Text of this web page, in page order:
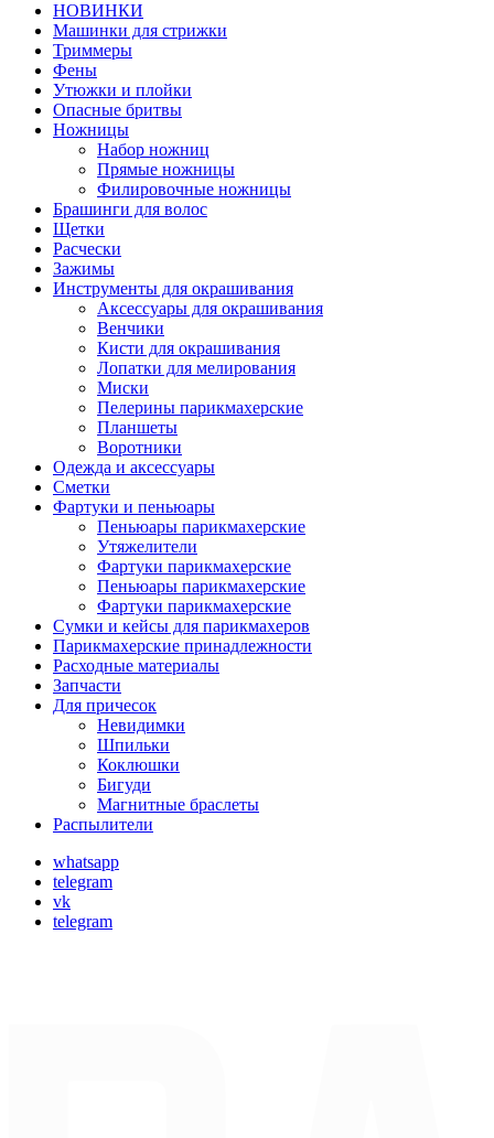
НОВИНКИ
Машинки для стрижки
Триммеры
Фены
Утюжки и плойки
Опасные бритвы
Ножницы
Набор ножниц
Прямые ножницы
Филировочные ножницы
Брашинги для волос
Щетки
Расчески
Зажимы
Инструменты для окрашивания
Аксессуары для окрашивания
Венчики
Кисти для окрашивания
Лопатки для мелирования
Миски
Пелерины парикмахерские
Планшеты
Воротники
Одежда и аксессуары
Сметки
Фартуки и пеньюары
Пеньюары парикмахерские
Утяжелители
Фартуки парикмахерские
Пеньюары парикмахерские
Фартуки парикмахерские
Сумки и кейсы для парикмахеров
Парикмахерские принадлежности
Расходные материалы
Запчасти
Для причесок
Невидимки
Шпильки
Коклюшки
Бигуди
Магнитные браслеты
Распылители
whatsapp
telegram
vk
telegram